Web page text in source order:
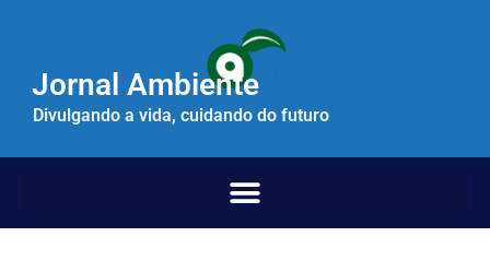
paraJornal Ambiente
Divulgando a vida, cuidando do futuro